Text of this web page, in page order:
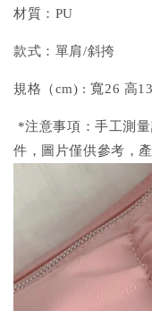
材質：PU
款式：單肩/斜挎
規格（cm) : 寬26 高
*注意事項：手工測
件，圖片僅供參考，